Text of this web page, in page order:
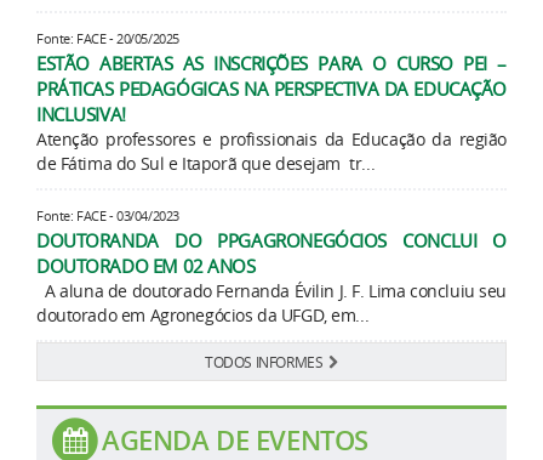
Fonte: FACE - 20/05/2025
ESTÃO ABERTAS AS INSCRIÇÕES PARA O CURSO PEI –
PRÁTICAS PEDAGÓGICAS NA PERSPECTIVA DA EDUCAÇÃO
INCLUSIVA!
Atenção professores e profissionais da Educação da região
de Fátima do Sul e Itaporã que desejam tr...
Fonte: FACE - 03/04/2023
DOUTORANDA DO PPGAGRONEGÓCIOS CONCLUI O
DOUTORADO EM 02 ANOS
A aluna de doutorado Fernanda Évilin J. F. Lima concluiu seu
doutorado em Agronegócios da UFGD, em...
TODOS INFORMES
AGENDA DE EVENTOS